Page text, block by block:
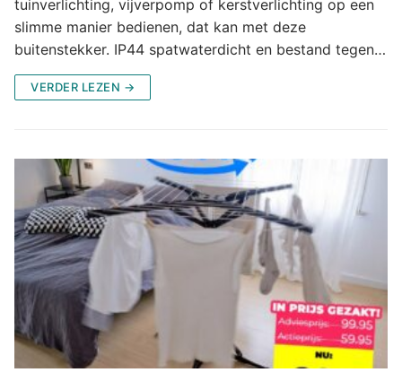
tuinverlichting, vijverpomp of kerstverlichting op een
slimme manier bedienen, dat kan met deze
buitenstekker. IP44 spatwaterdicht en bestand tegen…
VERDER LEZEN →